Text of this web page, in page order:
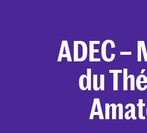
ADEC –
du